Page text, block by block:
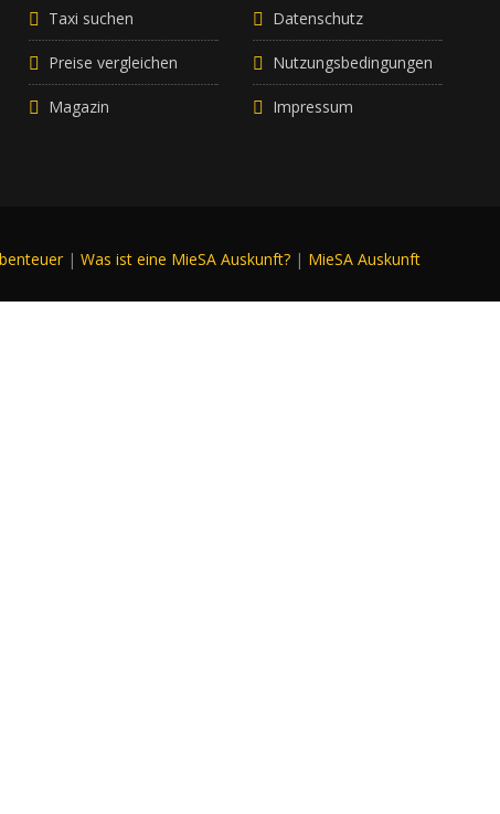
Taxi suchen
Preise vergleichen
Magazin
Datenschutz
Nutzungsbedingungen
Impressum
| Was ist eine MieSA Auskunft? | MieSA Auskunft